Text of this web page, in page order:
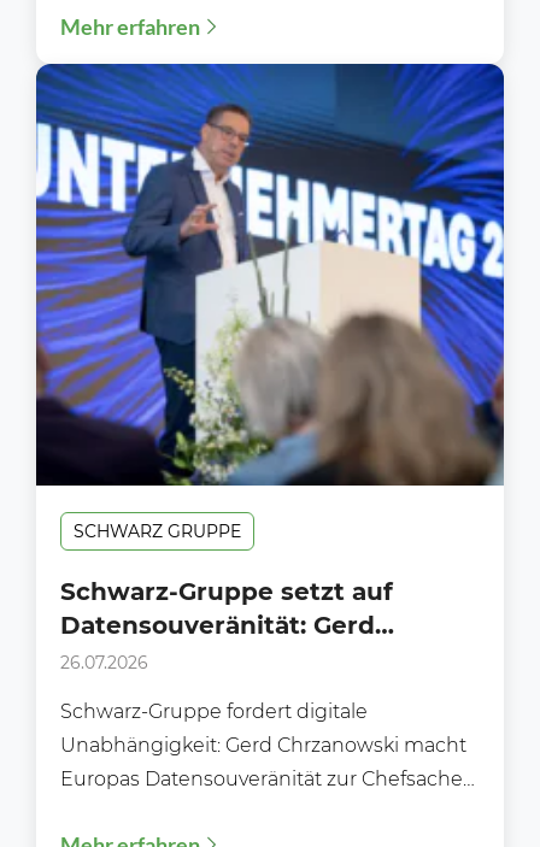
Während Unternehmen in ganz...
Mehr erfahren
SCHWARZ GRUPPE
Schwarz-Gruppe setzt auf
Datensouveränität: Gerd
Chrzanowski fordert digitale
26.07.2026
Schwarz-Gruppe fordert digitale
Unabhängigkeit: Gerd Chrzanowski macht
Europas Datensouveränität zur Chefsache